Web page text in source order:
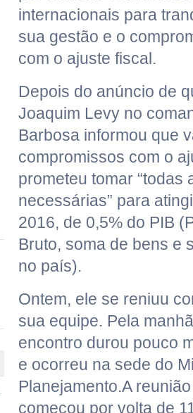
internacionais para
sua gestão e o
com o ajuste fiscal.
Depois do anúncio de
Joaquim Levy no
Barbosa informou que
compromissos com o
prometeu tomar “todas
necessárias” para
2016, de 0,5% do PIB
Bruto, soma de bens e
no país).
Ontem, ele se reniuu
sua equipe. Pela
encontro durou pouco
e ocorreu na sede do
Planejamento.A
começou por volta de